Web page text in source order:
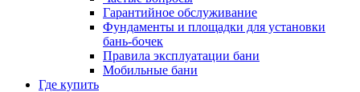
Гарантийное обслуживание
Фундаменты и площадки для установки
бань-бочек
Правила эксплуатации бани
Мобильные бани
Где купить